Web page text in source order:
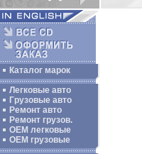
Каталог марок
Легковые авто
Грузовые авто
Ремонт авто
Ремонт грузов.
ОЕМ легковые
OEM грузовые